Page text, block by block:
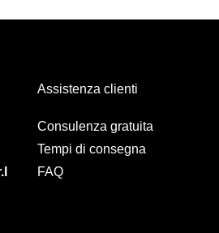
Assistenza clienti
Consulenza gratuita
Tempi di consegna
FAQ